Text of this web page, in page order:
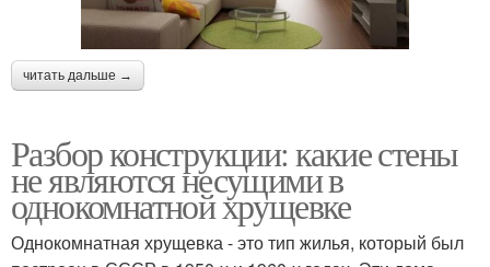
читать дальше →
Разбор конструкции: какие стены
не являются несущими в
однокомнатной хрущевке
Однокомнатная хрущевка - это тип жилья, который был